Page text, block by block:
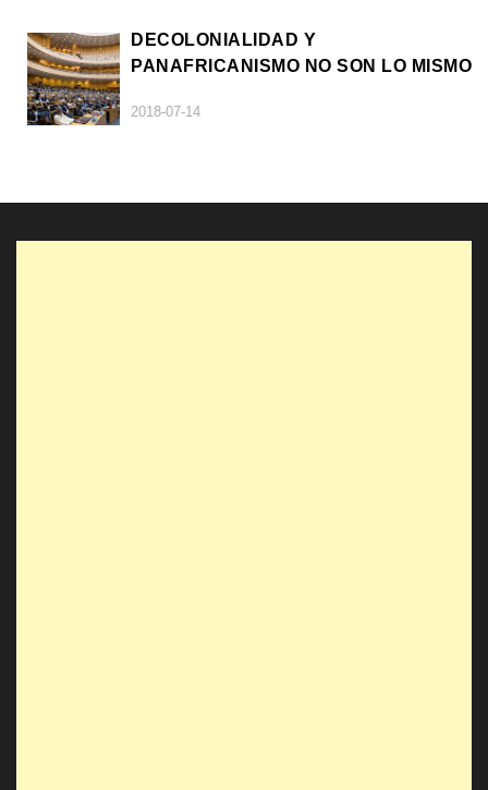
DECOLONIALIDAD Y
PANAFRICANISMO NO SON LO MISMO
2018-07-14